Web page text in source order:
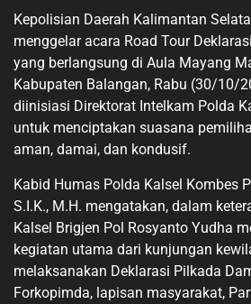
Kepolisian Daerah Kalimantan
menggelar acara Road Tour
yang berlangsung di Aula Mayang
Kabupaten Balangan, Rabu (30/10/
diinisiasi Direktorat Intelkam Polda
untuk menciptakan suasana
aman, damai, dan kondusif.
Kabid Humas Polda Kalsel Kombes
S.I.K., M.H. mengatakan, dalam
Kalsel Brigjen Pol Rosyanto Yudha
kegiatan utama dari kunjungan
melaksanakan Deklarasi Pilkada
Forkopimda, lapisan masyarakat,